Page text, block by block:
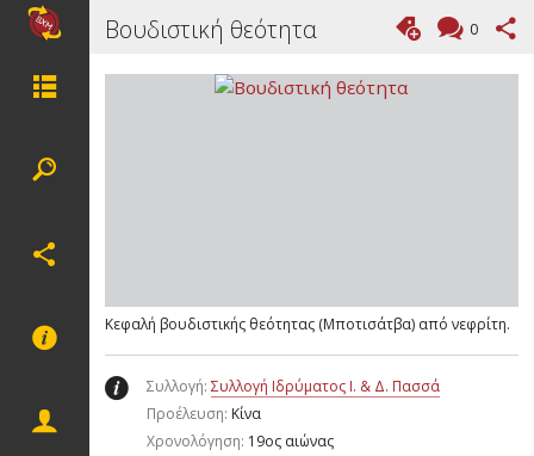
Βουδιστική θεότητα 0
Κεφαλή βουδιστικής θεότητας (Μποτισάτβα) από νεφρίτη.
Συλλογή: Συλλογή Ιδρύματος Ι. & Δ. Πασσά
Προέλευση: Κίνα
Χρονολόγηση: 19ος αιώνας